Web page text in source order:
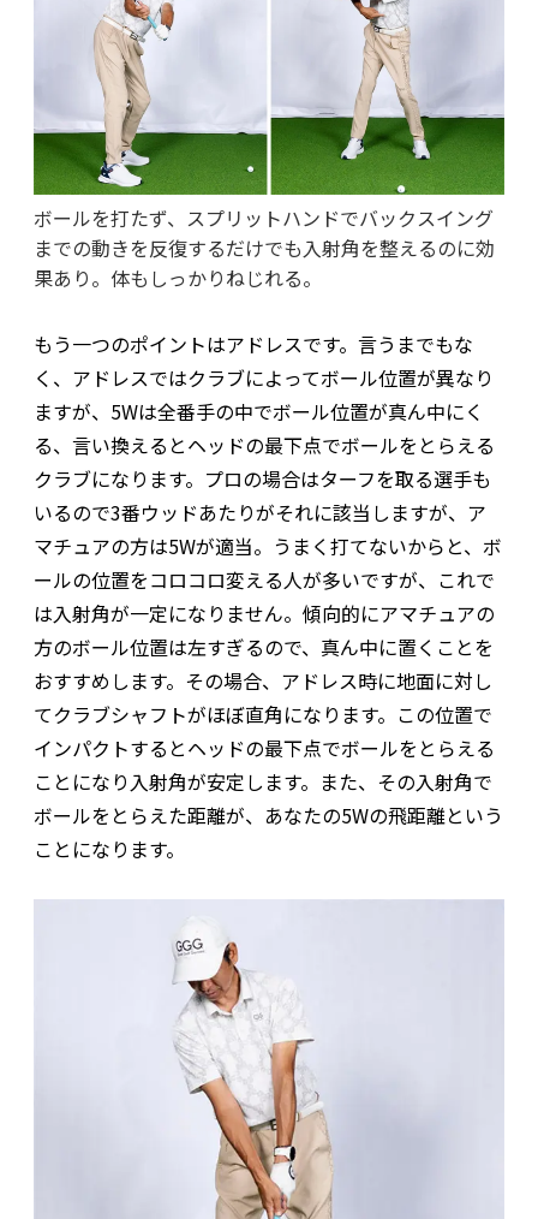
ボールを打たず、スプリットハンドでバックスイング
までの動きを反復するだけでも入射角を整えるのに効
果あり。体もしっかりねじれる。
もう一つのポイントはアドレスです。言うまでもな
く、アドレスではクラブによってボール位置が異なり
ますが、5Wは全番手の中でボール位置が真ん中にく
る、言い換えるとヘッドの最下点でボールをとらえる
クラブになります。プロの場合はターフを取る選手も
いるので3番ウッドあたりがそれに該当しますが、ア
マチュアの方は5Wが適当。うまく打てないからと、ボ
ールの位置をコロコロ変える人が多いですが、これで
は入射角が一定になりません。傾向的にアマチュアの
方のボール位置は左すぎるので、真ん中に置くことを
おすすめします。その場合、アドレス時に地面に対し
てクラブシャフトがほぼ直角になります。この位置で
インパクトするとヘッドの最下点でボールをとらえる
ことになり入射角が安定します。また、その入射角で
ボールをとらえた距離が、あなたの5Wの飛距離という
ことになります。